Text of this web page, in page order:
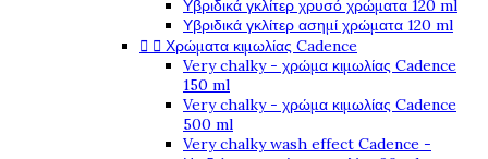
Υβριδικά γκλίτερ χρυσό χρώματα 120 ml
Υβριδικά γκλίτερ ασημί χρώματα 120 ml
  Χρώματα κιμωλίας Cadence
Very chalky - χρώμα κιμωλίας Cadence
150 ml
Very chalky - χρώμα κιμωλίας Cadence
500 ml
Very chalky wash effect Cadence -